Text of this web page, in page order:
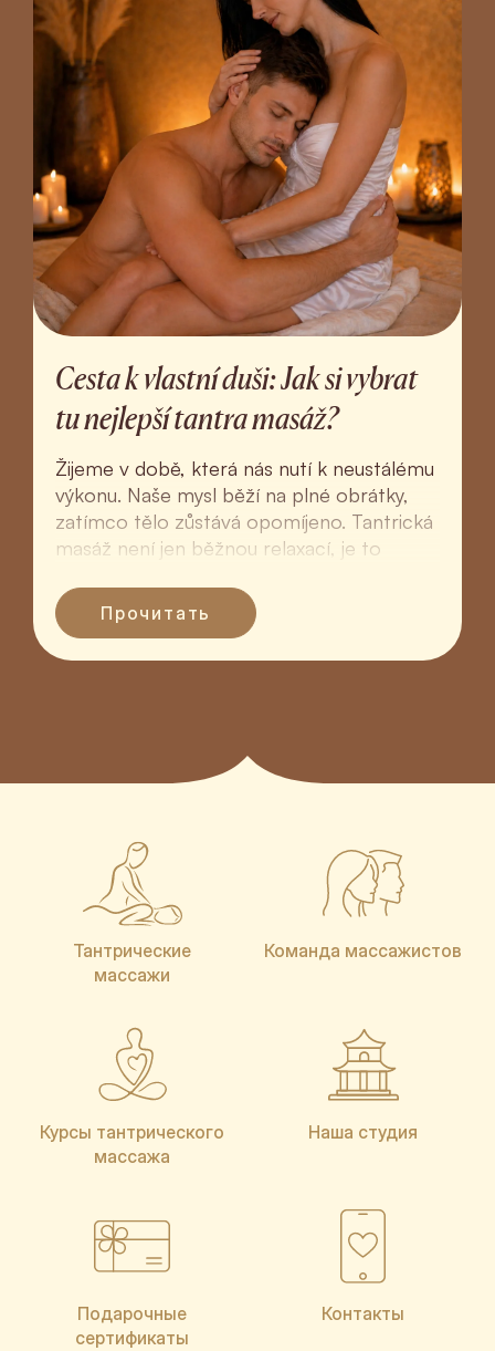
Cesta k vlastní duši: Jak si vybrat
tu nejlepší tantra masáž?
Žijeme v době, která nás nutí k neustálému
výkonu. Naše mysl běží na plné obrátky,
zatímco tělo zůstává opomíjeno. Tantrická
masáž není jen běžnou relaxací, je to
Прочитать
Тантрические
массажи
Команда массажистов
Курсы тантрического
массажа
Наша студия
Подарочные
сертификаты
Контакты